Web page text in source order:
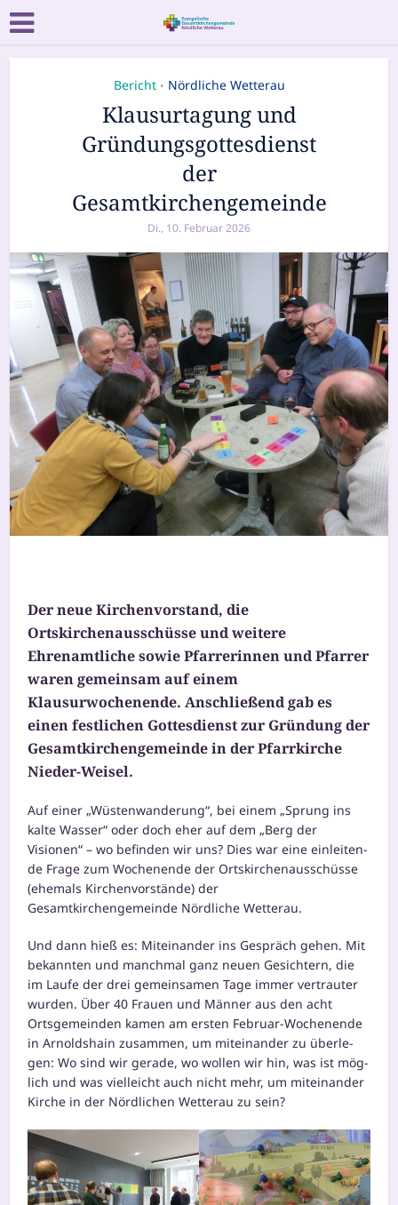
Bericht • Nördliche Wetterau
Klausurtagung und
Gründungsgottesdienst
der
Gesamtkirchengemeinde
Di., 10. Februar 2026
Der neue Kirchenvorstand, die
Ortskirchenausschüsse und wei­te­re
Ehrenamtliche sowie Pfarrerinnen und Pfarrer
waren gemein­sam auf einem
Klausurwochenende. Anschließend gab es
einen fest­li­chen Gottesdienst zur Gründung der
Gesamtkirchengemeinde in der Pfarrkirche
Nieder-Weisel.
Auf einer „Wüstenwanderung“, bei einem „Sprung ins
kal­te Wasser“ oder doch eher auf dem „Berg der
Visionen“ – wo befin­den wir uns? Dies war eine ein­lei­ten­
de Frage zum Wochenende der Ortskirchenausschüsse
(ehe­mals Kirchenvorstände) der
Gesamtkirchengemeinde Nördliche Wetterau.
Und dann hieß es: Miteinander ins Gespräch gehen. Mit
bekann­ten und manch­mal ganz neu­en Gesichtern, die
im Laufe der drei gemein­sa­men Tage immer ver­trau­ter
wur­den. Über 40 Frauen und Männer aus den acht
Ortsgemeinden kamen am ers­ten Februar-Wochenende
in Arnoldshain zusam­men, um mit­ein­an­der zu über­le­
gen: Wo sind wir gera­de, wo wol­len wir hin, was ist mög­
lich und was viel­leicht auch nicht mehr, um mit­ein­an­der
Kirche in der Nördlichen Wetterau zu sein?